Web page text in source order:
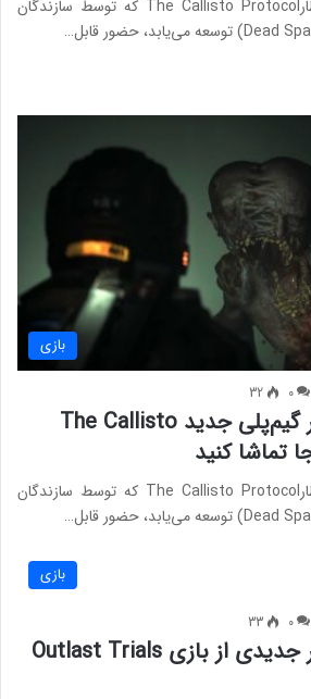
بازی ترسناک و مورد انتظارThe Callisto Protocol که توسط سازندگان
بازی
0
32
گیمزکام ۲۰۲۲: تریلر گیم‌پلی جدید The Callisto
بازی ترسناک و مورد انتظارThe Callisto Protocol که توسط سازندگان
بازی
0
33
گیمزکام ۲۰۲۲: تریلر جدیدی از بازی Outlast Trials